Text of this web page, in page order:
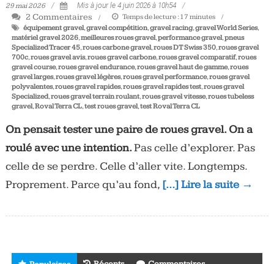
29 mai 2026 Mis à jour le 4 juin 2026 à 10h54
2 Commentaires Temps de lecture : 17 minutes
équipement gravel,gravel compétition,gravel racing,gravel World Series,
matériel gravel 2026,meilleures roues gravel,performance gravel,pneus
Specialized Tracer 45,roues carbone gravel,roues DT Swiss 350,roues gravel
700c,roues gravel avis,roues gravel carbone,roues gravel comparatif,roues
gravel course,roues gravel endurance,roues gravel haut de gamme,roues
gravel larges,roues gravel légères,roues gravel performance,roues gravel
polyvalentes,roues gravel rapides,roues gravel rapides test,roues gravel
Specialized,roues gravel terrain roulant,roues gravel vitesse,roues tubeless
gravel,Roval Terra CL,test roues gravel,test Roval Terra CL
On pensait tester une paire de roues gravel. On a
roulé avec une intention.Pas celle d’explorer. Pas
celle de se perdre. Celle d’aller vite. Longtemps.
Proprement. Parce qu’au fond, […] Lire la suite →